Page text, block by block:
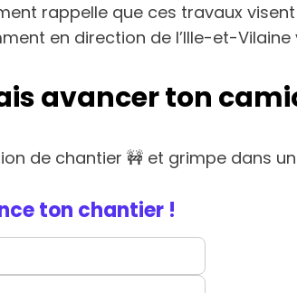
rappelle que ces travaux
en direction de l’Ille-et-Vilaine
avancer ton
de chantier 🚧 et grimpe dans
ton chantier !